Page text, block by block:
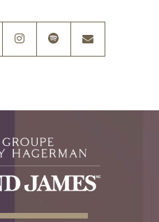
linkedininstagramspotifyenvelope